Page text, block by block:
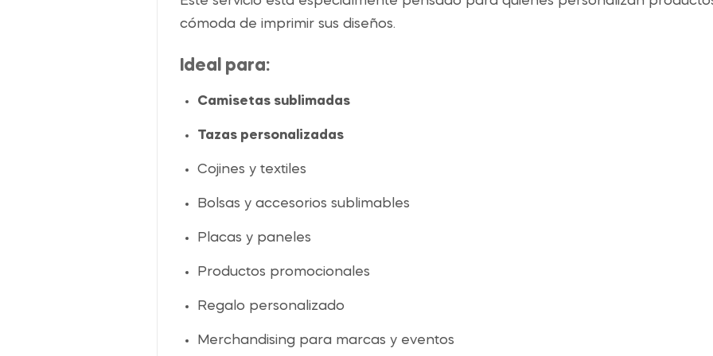
cómoda de imprimir sus diseños.
Ideal para:
Camisetas sublimadas
Tazas personalizadas
Cojines y textiles
Bolsas y accesorios sublimables
Placas y paneles
Productos promocionales
Regalo personalizado
Merchandising para marcas y eventos